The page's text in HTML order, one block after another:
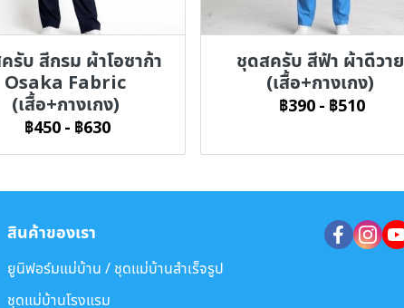
รับ สีกรม ผ้าโอซาก้า
Osaka Fabric
(เสื้อ+กางเกง)
฿450 - ฿630
ชุดสครับ สีฟ้า ผ้าดีวาย
(เสื้อ+กางเกง)
฿390 - ฿510
สินค้าของเรา
ยูนิฟอร์มแม่บ้าน / ชุดแม่บ้านสำเร็จรูป
ชุดแม่บ้านโรงแรม